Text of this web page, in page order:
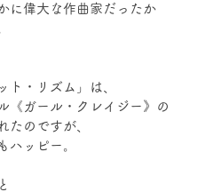
に偉大な作曲家だったか
ト・リズム」は、
《ガール・クレイジー》の
たのですが、
ハッピー。